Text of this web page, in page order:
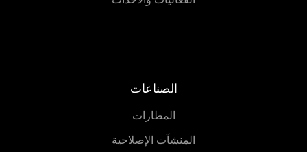
الصناعات
المطارات
المنشآت الإصلاحية